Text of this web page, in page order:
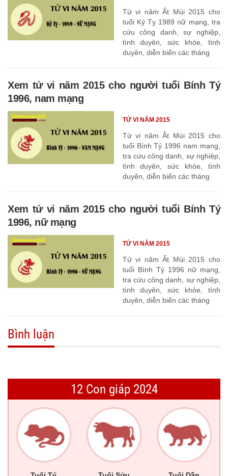
Tử vi năm Ất Mùi 2015 cho
tuổi Kỷ Tỵ 1989 nữ mạng, tra
cứu công danh, sự nghiệp,
tình duyên, sức khỏe, tình
duyên, diễn biến các tháng
Xem tử vi năm 2015 cho người tuổi Bính Tý
1996, nam mạng
Tử vi năm Ất Mùi 2015 cho
tuổi Bính Tý 1996 nam mạng,
tra cứu công danh, sự nghiệp,
tình duyên, sức khỏe, tình
duyên, diễn biến các tháng
TỬ VI NĂM 2015
Xem tử vi năm 2015 cho người tuổi Bính Tý
1996, nữ mạng
Tử vi năm Ất Mùi 2015 cho
tuổi Bính Tý 1996 nữ mạng,
tra cứu công danh, sự nghiệp,
tình duyên, sức khỏe, tình
duyên, diễn biến các tháng
TỬ VI NĂM 2015
Bình luận
12 Con giáp 2024